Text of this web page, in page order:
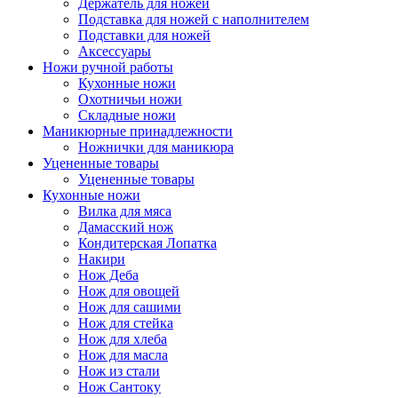
Держатель для ножей
Подставка для ножей с наполнителем
Подставки для ножей
Аксессуары
Ножи ручной работы
Кухонные ножи
Охотничьи ножи
Складные ножи
Маникюрные принадлежности
Ножнички для маникюра
Уцененные товары
Уцененные товары
Кухонные ножи
Вилка для мяса
Дамасский нож
Кондитерская Лопатка
Накири
Нож Деба
Нож для овощей
Нож для сашими
Нож для стейка
Нож для хлеба
Нож для масла
Нож из стали
Нож Сантоку